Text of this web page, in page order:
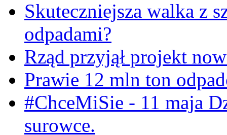
Skuteczniejsza walka z
odpadami?
Rząd przyjął projekt
Prawie 12 mln ton
#ChceMiSie - 11 maja
surowce.